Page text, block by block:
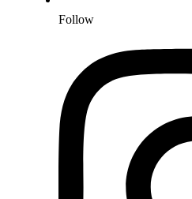
Follow